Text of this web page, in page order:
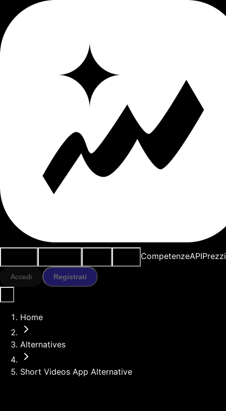
CompetenzeAPIPrezzi
Accedi Registrati
Home
Alternatives
Short Videos App Alternative